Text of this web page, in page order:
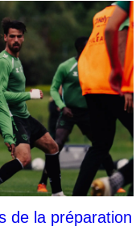
de la préparation